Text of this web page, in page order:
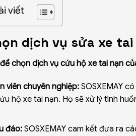
viết
dịch vụ sửa xe
chọn dịch vụ cứu hộ xe tai nạn
viên chuyên nghiệp:SOSXEMAY
hộ xe tai nạn. Họ sẽ xử lý tình
đáo:SOSXEMAY cam kết đưa ra